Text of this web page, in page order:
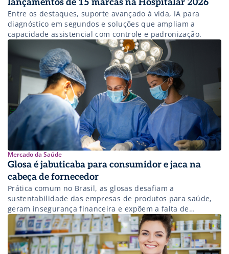
lançamentos de 15 marcas na Hospitalar 2026
Entre os destaques, suporte avançado à vida, IA para
diagnóstico em segundos e soluções que ampliam a
capacidade assistencial com controle e padronização.
Mercado da Saúde
Glosa é jabuticaba para consumidor e jaca na
cabeça de fornecedor
Prática comum no Brasil, as glosas desafiam a
sustentabilidade das empresas de produtos para saúde,
geram insegurança financeira e expõem a falta de
transparência no relacionamento com operadoras.